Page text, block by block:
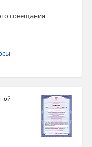
совещания